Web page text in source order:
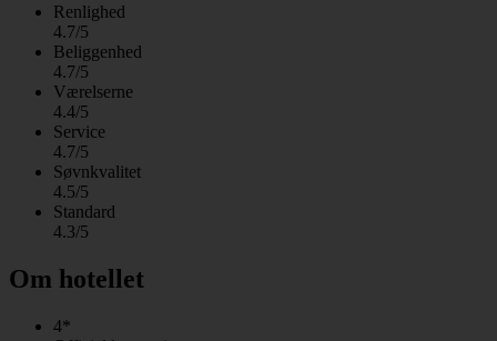
Renlighed
4.7/5
Beliggenhed
4.7/5
Værelserne
4.4/5
Service
4.7/5
Søvnkvalitet
4.5/5
Standard
4.3/5
Om hotellet
4*